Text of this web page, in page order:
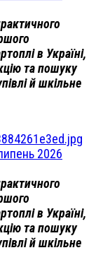
в Україні,
та пошуку
й шкільне
2026
в Україні,
та пошуку
й шкільне